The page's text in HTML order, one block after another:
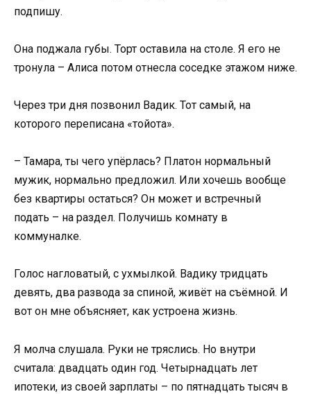
подпишу.
Она поджала губы. Торт оставила на столе. Я его не
тронула – Алиса потом отнесла соседке этажом ниже.
Через три дня позвонил Вадик. Тот самый, на
которого переписана «тойота».
– Тамара, ты чего упёрлась? Платон нормальный
мужик, нормально предложил. Или хочешь вообще
без квартиры остаться? Он может и встречный
подать – на раздел. Получишь комнату в
коммуналке.
Голос нагловатый, с ухмылкой. Вадику тридцать
девять, два развода за спиной, живёт на съёмной. И
вот он мне объясняет, как устроена жизнь.
Я молча слушала. Руки не тряслись. Но внутри
считала: двадцать один год. Четырнадцать лет
ипотеки, из своей зарплаты – по пятнадцать тысяч в